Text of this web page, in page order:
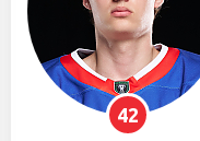
42